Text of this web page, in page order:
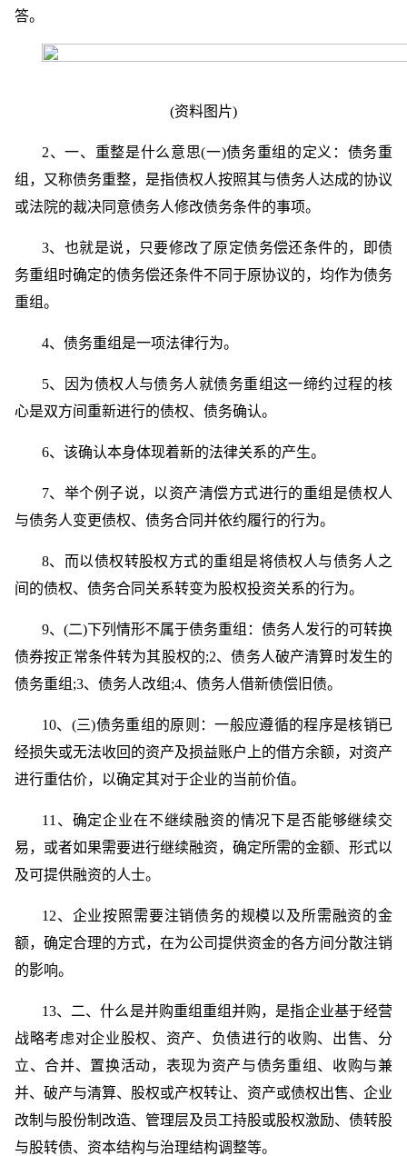
答。
(资料图片)
2、一、重整是什么意思(一)债务重组的定义：债务重
组，又称债务重整，是指债权人按照其与债务人达成的协议
或法院的裁决同意债务人修改债务条件的事项。
3、也就是说，只要修改了原定债务偿还条件的，即债
务重组时确定的债务偿还条件不同于原协议的，均作为债务
重组。
4、债务重组是一项法律行为。
5、因为债权人与债务人就债务重组这一缔约过程的核
心是双方间重新进行的债权、债务确认。
6、该确认本身体现着新的法律关系的产生。
7、举个例子说，以资产清偿方式进行的重组是债权人
与债务人变更债权、债务合同并依约履行的行为。
8、而以债权转股权方式的重组是将债权人与债务人之
间的债权、债务合同关系转变为股权投资关系的行为。
9、(二)下列情形不属于债务重组：债务人发行的可转换
债券按正常条件转为其股权的;2、债务人破产清算时发生的
债务重组;3、债务人改组;4、债务人借新债偿旧债。
10、(三)债务重组的原则：一般应遵循的程序是核销已
经损失或无法收回的资产及损益账户上的借方余额，对资产
进行重估价，以确定其对于企业的当前价值。
11、确定企业在不继续融资的情况下是否能够继续交
易，或者如果需要进行继续融资，确定所需的金额、形式以
及可提供融资的人士。
12、企业按照需要注销债务的规模以及所需融资的金
额，确定合理的方式，在为公司提供资金的各方间分散注销
的影响。
13、二、什么是并购重组重组并购，是指企业基于经营
战略考虑对企业股权、资产、负债进行的收购、出售、分
立、合并、置换活动，表现为资产与债务重组、收购与兼
并、破产与清算、股权或产权转让、资产或债权出售、企业
改制与股份制改造、管理层及员工持股或股权激励、债转股
与股转债、资本结构与治理结构调整等。